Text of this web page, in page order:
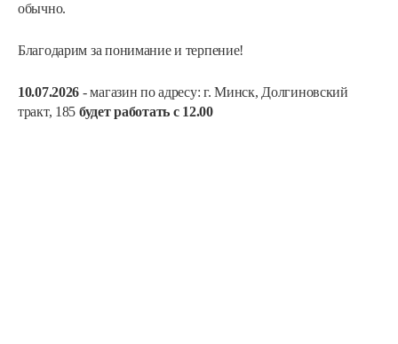
обычно.
Благодарим за понимание и терпение!
10.07.2026 - магазин по адресу: г. Минск, Долгиновский
тракт, 185 будет работать с 12.00